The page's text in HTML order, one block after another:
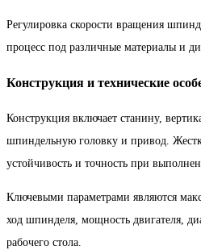
Регулировка скорости вращения
процесс под различные материалы и
Конструкция и технические
Конструкция включает станину,
шпиндельную головку и привод.
устойчивость и точность при
Ключевыми параметрами являются
ход шпинделя, мощность двигателя,
рабочего стола.